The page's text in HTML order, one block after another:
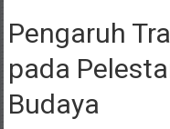
Pengaruh
pada
Budaya